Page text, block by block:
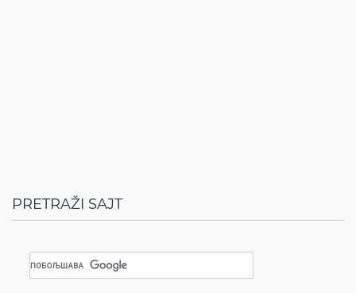
PRETRAŽI SAJT